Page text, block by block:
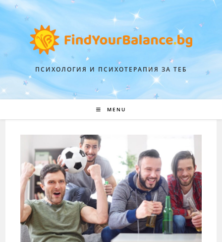
ПСИХОЛОГИЯ И ПСИХОТЕРАПИЯ ЗА ТЕБ
MENU